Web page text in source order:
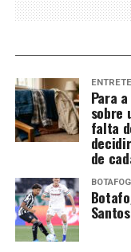
Para
sobre
falta
de